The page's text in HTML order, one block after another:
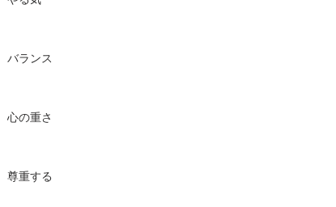
バランス
心の重さ
尊重する